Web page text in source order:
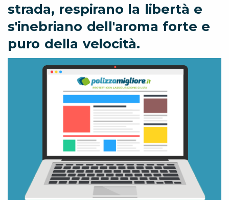
strada, respirano la libertà e
s'inebriano dell'aroma forte e
puro della velocità.